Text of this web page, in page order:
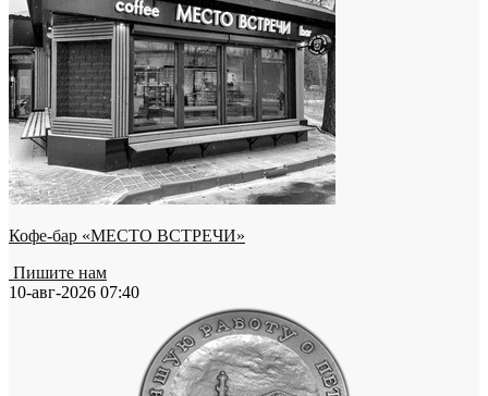
Кофе-бар «МЕСТО ВСТРЕЧИ»
Пишите нам
10-авг-2026 07:40